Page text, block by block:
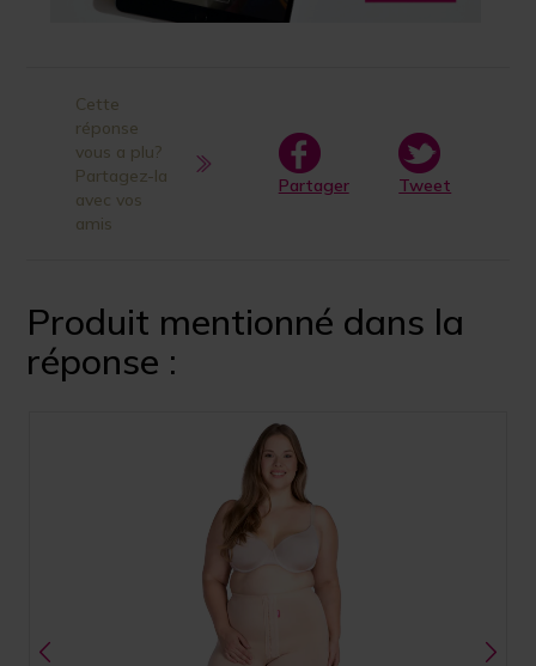
Cette
réponse
vous a plu?
Partagez-la
avec vos
amis
Partager Tweet
Produit mentionné dans la
réponse :